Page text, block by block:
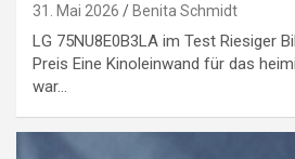
31. Mai 2026 Benita Schmidt
LG 75NU8E0B3LA im Test Riesiger
Preis Eine Kinoleinwand für das
war…